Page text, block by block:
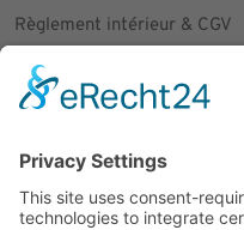
Règlement intérieur & CGV
Communiqués de presse
Facebook
Instagram